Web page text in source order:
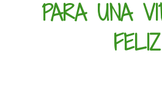
PARA UNA
FELIZ